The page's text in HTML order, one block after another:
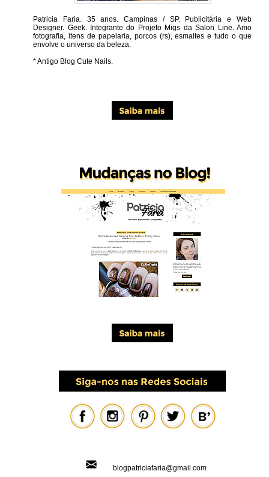
Patricia Faria. 35 anos. Campinas / SP. Publicitária e Web
Designer. Geek. Integrante do Projeto Migs da Salon Line. Amo
fotografia, itens de papelaria, porcos (rs), esmaltes e tudo o que
envolve o universo da beleza.
* Antigo Blog Cute Nails.
blogpatriciafaria@gmail.com